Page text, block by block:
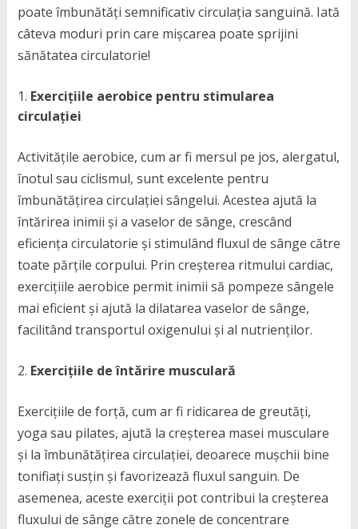
poate îmbunătăți semnificativ circulația sanguină. Iată
câteva moduri prin care mișcarea poate sprijini
sănătatea circulatorie!
Exercițiile aerobice pentru stimularea
circulației
Activitățile aerobice, cum ar fi mersul pe jos, alergatul,
înotul sau ciclismul, sunt excelente pentru
îmbunătățirea circulației sângelui. Acestea ajută la
întărirea inimii și a vaselor de sânge, crescând
eficiența circulatorie și stimulând fluxul de sânge către
toate părțile corpului. Prin creșterea ritmului cardiac,
exercițiile aerobice permit inimii să pompeze sângele
mai eficient și ajută la dilatarea vaselor de sânge,
facilitând transportul oxigenului și al nutrienților.
Exercițiile de întărire musculară
Exercițiile de forță, cum ar fi ridicarea de greutăți,
yoga sau pilates, ajută la creșterea masei musculare
și la îmbunătățirea circulației, deoarece mușchii bine
tonifiați susțin și favorizează fluxul sanguin. De
asemenea, aceste exerciții pot contribui la creșterea
fluxului de sânge către zonele de concentrare